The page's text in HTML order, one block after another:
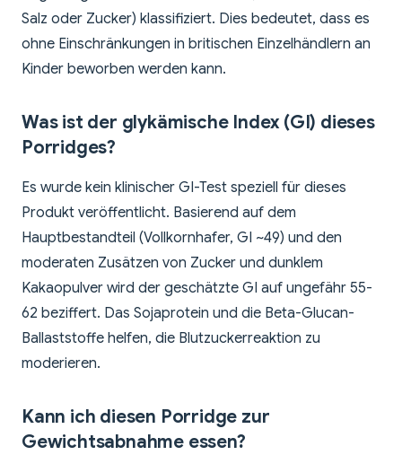
Salz oder Zucker) klassifiziert. Dies bedeutet, dass es
ohne Einschränkungen in britischen Einzelhändlern an
Kinder beworben werden kann.
Was ist der glykämische Index (GI) dieses
Porridges?
Es wurde kein klinischer GI-Test speziell für dieses
Produkt veröffentlicht. Basierend auf dem
Hauptbestandteil (Vollkornhafer, GI ~49) und den
moderaten Zusätzen von Zucker und dunklem
Kakaopulver wird der geschätzte GI auf ungefähr 55-
62 beziffert. Das Sojaprotein und die Beta-Glucan-
Ballaststoffe helfen, die Blutzuckerreaktion zu
moderieren.
Kann ich diesen Porridge zur
Gewichtsabnahme essen?